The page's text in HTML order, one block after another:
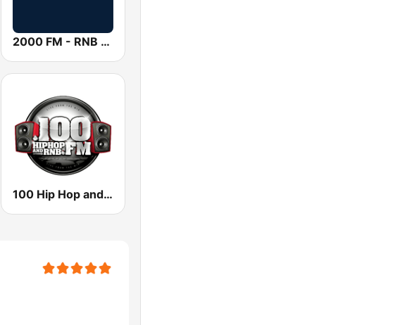
2000 FM - RNB and Hip Hop
100 Hip Hop and RNB FM